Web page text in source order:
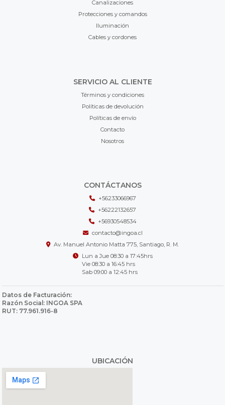
Canalizaciones
Protecciones y comandos
Iluminación
Cables y cordones
SERVICIO AL CLIENTE
Términos y condiciones
Políticas de devolución
Políticas de envío
Contacto
Nosotros
CONTÁCTANOS
+56233066967
+56222132657
+56930548534
contacto@ingoa.cl
Av. Manuel Antonio Matta 775, Santiago, R. M.
Lun a Jue 08:30 a 17:45hrs
Vie 08:30 a 16:45 hrs
Sab 09:00 a 12:45 hrs
Datos de Facturación:
Razón Social: INGOA SPA
RUT: 77.961.916-8
UBICACIÓN